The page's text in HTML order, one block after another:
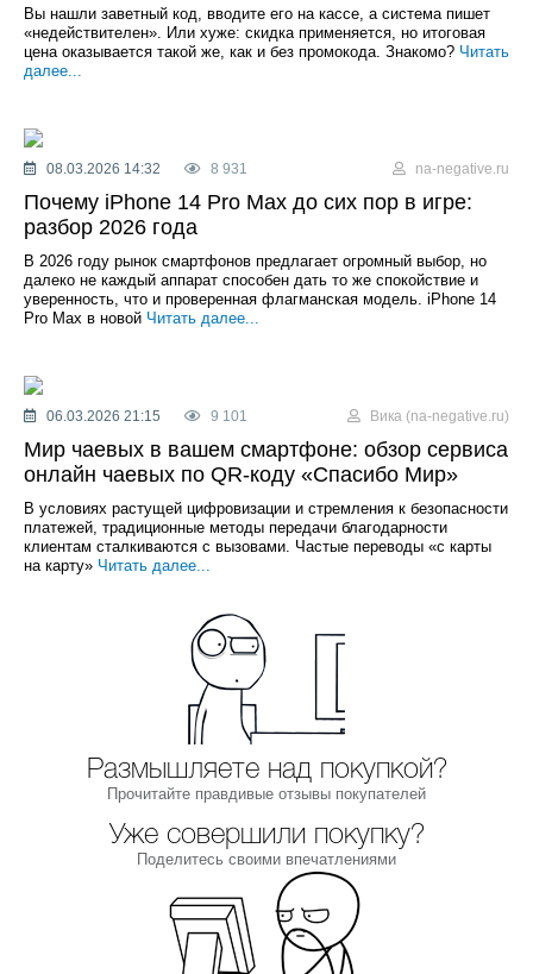
Вы нашли заветный код, вводите его на кассе, а система пишет
«недействителен». Или хуже: скидка применяется, но итоговая
цена оказывается такой же, как и без промокода. Знакомо? Читать
далее...
08.03.2026 14:32 8 931 na-negative.ru
Почему iPhone 14 Pro Max до сих пор в игре:
разбор 2026 года
В 2026 году рынок смартфонов предлагает огромный выбор, но
далеко не каждый аппарат способен дать то же спокойствие и
уверенность, что и проверенная флагманская модель. iPhone 14
Pro Max в новой Читать далее...
06.03.2026 21:15 9 101 Вика (na-negative.ru)
Мир чаевых в вашем смартфоне: обзор сервиса
онлайн чаевых по QR-коду «Спасибо Мир»
В условиях растущей цифровизации и стремления к безопасности
платежей, традиционные методы передачи благодарности
клиентам сталкиваются с вызовами. Частые переводы «с карты
на карту» Читать далее...
Размышляете над покупкой?
Прочитайте правдивые отзывы покупателей
Уже совершили покупку?
Поделитесь своими впечатлениями